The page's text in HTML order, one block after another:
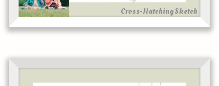
Cross-Hatching Sketch